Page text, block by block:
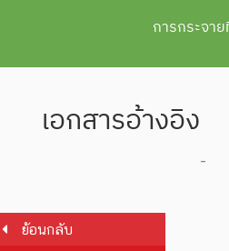
การกระจา
เอกสารอ้างอิง
-
ย้อนกลับ